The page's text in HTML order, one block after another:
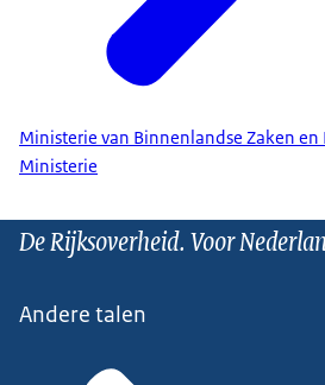
Ministerie van Binnenlandse Zaken
Ministerie
De Rijksoverheid. Voor
Andere talen